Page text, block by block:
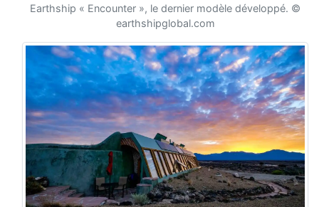
Earthship « Encounter », le dernier modèle développé. ©
earthshipglobal.com